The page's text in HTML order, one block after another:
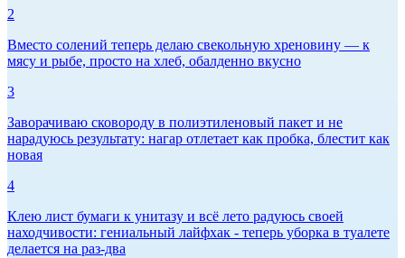
2
Вместо солений теперь делаю свекольную хреновину — к
мясу и рыбе, просто на хлеб, обалденно вкусно
3
Заворачиваю сковороду в полиэтиленовый пакет и не
нарадуюсь результату: нагар отлетает как пробка, блестит как
новая
4
Клею лист бумаги к унитазу и всё лето радуюсь своей
находчивости: гениальный лайфхак - теперь уборка в туалете
делается на раз-два